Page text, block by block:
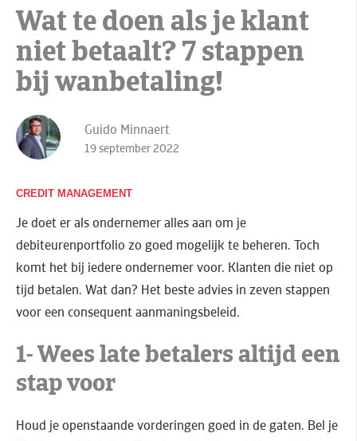
Wat te doen als je klant
niet betaalt? 7 stappen
bij wanbetaling!
Guido Minnaert
19 september 2022
CREDIT MANAGEMENT
Je doet er als ondernemer alles aan om je
debiteurenportfolio zo goed mogelijk te beheren. Toch
komt het bij iedere ondernemer voor. Klanten die niet op
tijd betalen. Wat dan? Het beste advies in zeven stappen
voor een consequent aanmaningsbeleid.
1- Wees late betalers altijd een
stap voor
Houd je openstaande vorderingen goed in de gaten. Bel je